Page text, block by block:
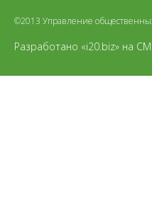
©2013 Управление
Разработано «i20.biz» на